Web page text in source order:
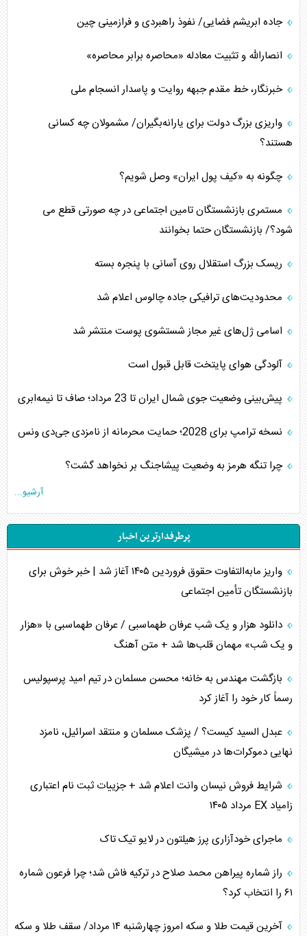
اربعین، کابوس مشترک تل‌آویو-واشنگتن
برنامه هفتم توسعه در نقطه کور سیاستگذاری
کنوانسیون دریای خزر در راستای منافع ملی است؟
اوکراین بازوی مخرب آمریکا در غرب آسیا
همسویی عربستان با سنتکام علیه متحدان ایران
ترامپ و توهم خلع سلاح حماس
چرا کویت به دنبال شریک امنیتی جدید است؟
جاده ابریشم فضایی/ نفوذ راهبردی و فرازمینی چین
انصارالله و تثبیت معادله «محاصره برابر محاصره»
خبرنگار، خط مقدم جبهه روایت و پاسدار انسجام ملی
واریزی بزرگ دولت برای یارانه‌بگیران/ مشمولان چه کسانی
هستند؟
چگونه به «کیف پول ایران» وصل شویم؟
مستمری بازنشستگان تامین اجتماعی در چه صورتی قطع می
شود؟/ بازنشستگان حتما بخوانند
ریسک بزرگ استقلال روی آسانی با پنجره بسته
محدودیت‌های ترافیکی جاده چالوس اعلام شد
اسامی ژل‌های غیر مجاز شستشوی پوست منتشر شد
آلودگی هوای پایتخت قابل قبول است
پیش‌بینی وضعیت جوی شمال ایران تا 23 مرداد‌؛ صاف تا نیمه‌ابری
نسخه ترامپ برای 2028؛ حمایت محرمانه از نامزدی جی‌دی ونس
چرا تنگه هرمز به وضعیت پیشاجنگ بر نخواهد گشت؟
آرشیو...
پرطرفدارترین اخبار
واریز مابه‌التفاوت حقوق فروردین ۱۴۰۵ آغاز شد | خبر خوش برای
بازنشستگان تأمین اجتماعی
دانلود هزار و یک شب عرفان طهماسبی / عرفان طهماسبی با «هزار
و یک شب» مهمان قلب‌ها شد + متن آهنگ
بازگشت مهندس به خانه؛ محسن مسلمان در تیم امید پرسپولیس
رسماً کار خود را آغاز کرد
عبدل السید کیست؟ / پزشک مسلمان و منتقد اسرائیل، نامزد
نهایی دموکرات‌ها در میشیگان
شرایط فروش نیسان وانت اعلام شد + جزییات ثبت نام اعتباری
زامیاد EX مرداد ۱۴۰۵
ماجرای خودآزاری پرز هیلتون در لایو تیک تاک
راز شماره پیراهن محمد صلاح در ترکیه فاش شد؛ چرا فرعون شماره
۶۱ را انتخاب کرد؟
آخرین قیمت طلا و سکه امروز چهارشنبه ۱۴ مرداد/ سقف طلا و سکه